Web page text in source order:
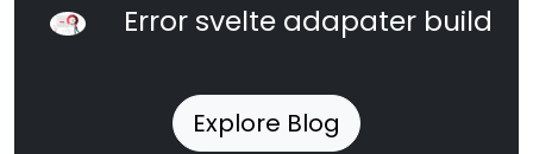
Error svelte adapater build
Explore Blog